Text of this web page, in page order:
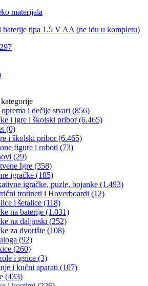
materijala
baterije tipa 1.5 V AA (ne idu u kompletu)
i dečije stvari (856)
i igre i školski pribor(6.465)
(0)
i školski pribor(6.465)
figure i roboti (73)
(29)
Igre (358)
igračke (185)
igračke, puzle, bojanke (1.493)
trotineti i Hoverboardi (12)
i šetalice (118)
na baterije (1.031)
na daljinski (252)
za dvorište (108)
(92)
(260)
i igrice (3)
i kućni aparati (107)
(433)